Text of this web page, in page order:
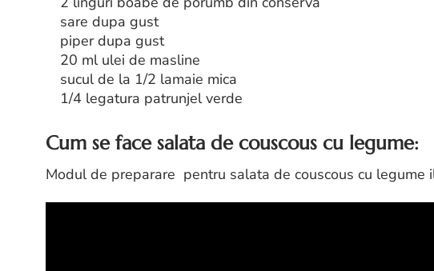
sare dupa gust
piper dupa gust
20 ml ulei de masline
sucul de la 1/2 lamaie mica
1/4 legatura patrunjel verde
Cum se face salata de couscous cu legume:
Modul de preparare pentru salata de couscous cu legume